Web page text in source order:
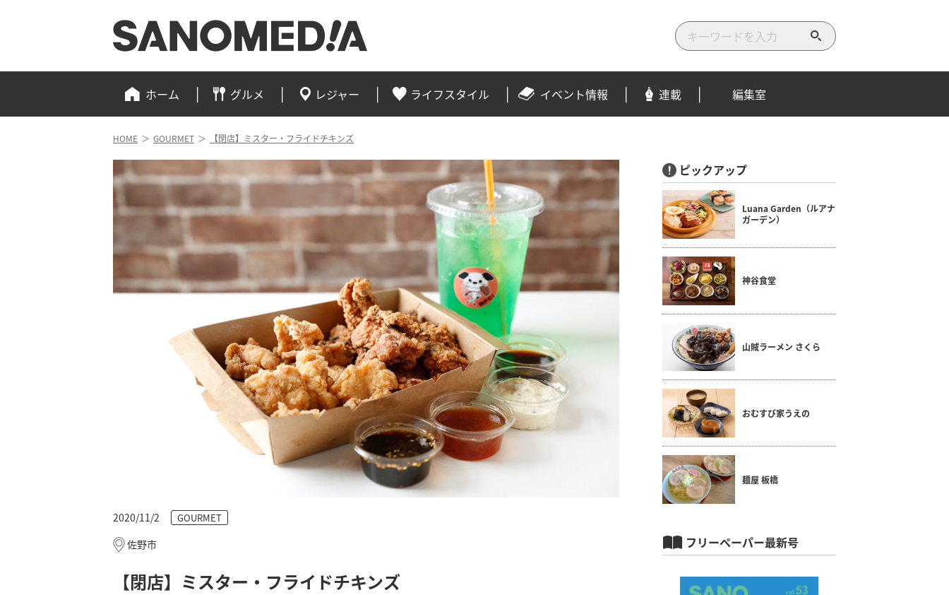
検
索
す
る
ホーム
グルメ レジャー ライフスタイル イベント情報 連載 編集室
HOME ＞ GOURMET ＞ 【閉店】ミスター・フライドチキンズ
【閉店】ミスター・フライドチキンズ
2020/11/2 GOURMET
佐野市
ピックアップ
Luana Garden（ルアナ
ガーデン）
神谷食堂
山賊ラーメン さくら
おむすび家うえの
麺屋 板橋
フリーペーパー最新号